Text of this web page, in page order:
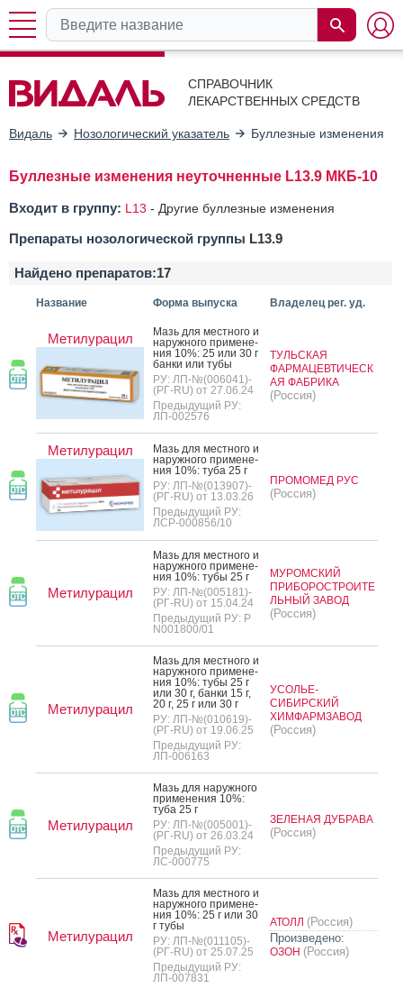
СПРАВОЧНИК
ЛЕКАРСТВЕННЫХ СРЕДСТВ
Видаль Нозологический указатель Буллезные изменения
Буллезные изменения неуточненные L13.9 МКБ-10
Входит в группу: L13 - Другие буллезные изменения
Препараты нозологической группы L13.9
Найдено препаратов:17
Название Форма выпуска Владелец рег. уд.
Метилурацил
Мазь для мес­тно­го и
на­руж­но­го при­мене­
ния 10%: 25 или 30 г
бан­ки или ту­бы
РУ: ЛП-№(006041)-
(РГ-RU) от 27.06.24
Предыдущий РУ:
ЛП-002576
ТУЛЬСКАЯ
ФАРМАЦЕВТИЧЕСК
АЯ ФАБРИКА
(Россия)
Метилурацил
Мазь для мес­тно­го и
на­руж­но­го при­мене­
ния 10%: ту­ба 25 г
РУ: ЛП-№(013907)-
(РГ-RU) от 13.03.26
Предыдущий РУ:
ЛСР-000856/10
ПРОМОМЕД РУС
(Россия)
Метилурацил
Мазь для мес­тно­го и
на­руж­но­го при­мене­
ния 10%: ту­бы 25 г
РУ: ЛП-№(005181)-
(РГ-RU) от 15.04.24
Предыдущий РУ: Р
N001800/01
МУРОМСКИЙ
ПРИБОРОСТРОИТЕ
ЛЬНЫЙ ЗАВОД
(Россия)
Метилурацил
Мазь для мес­тно­го и
на­руж­но­го при­мене­
ния 10%: ту­бы 25 г
или 30 г, бан­ки 15 г,
20 г, 25 г или 30 г
РУ: ЛП-№(010619)-
(РГ-RU) от 19.06.25
Предыдущий РУ:
ЛП-006163
УСОЛЬЕ-
СИБИРСКИЙ
ХИМФАРМЗАВОД
(Россия)
Метилурацил
Мазь для на­руж­но­го
при­мене­ния 10%:
ту­ба 25 г
РУ: ЛП-№(005001)-
(РГ-RU) от 26.03.24
Предыдущий РУ:
ЛС-000775
ЗЕЛЕНАЯ ДУБРАВА
(Россия)
Метилурацил
Мазь для мес­тно­го и
на­руж­но­го при­мене­
ния 10%: 25 г или 30
г ту­бы
РУ: ЛП-№(011105)-
(РГ-RU) от 25.07.25
Предыдущий РУ:
ЛП-007831
АТОЛЛ (Россия)
Произведено:
ОЗОН (Россия)